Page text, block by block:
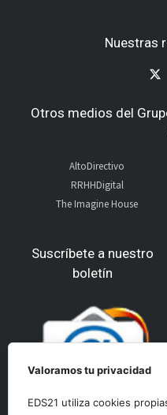
Nuestras
Otros medios del
AltoDirectivo
RRHHDigital
The Imagine House
Suscríbete a nuestro
boletín
Valoramos tu privacidad
EDS21 utiliza cookies